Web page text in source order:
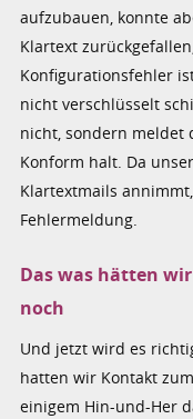
aufzubauen, konnte
Klartext
Konfigurationsfehler
nicht verschlüsselt
nicht, sondern meldet
Konform halt. Da
Klartextmails
Fehlermeldung.
Das was hätten
noch
Und jetzt wird es
hatten wir Kontakt
einigem Hin-und-Her